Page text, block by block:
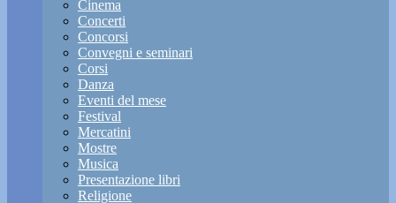
Cinema
Concerti
Concorsi
Convegni e seminari
Corsi
Danza
Eventi del mese
Festival
Mercatini
Mostre
Musica
Presentazione libri
Religione